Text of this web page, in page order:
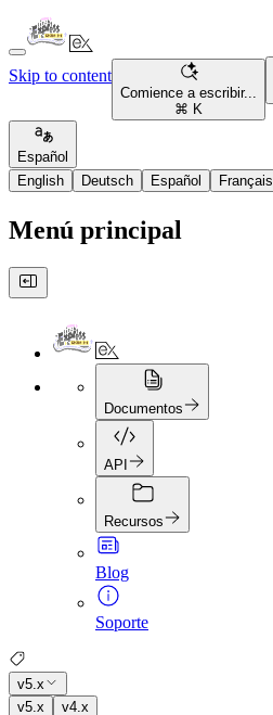
Skip to content
Comience a escribir...
⌘ K
Español
English
Deutsch Español Français
Menú principal
Documentos
API
Recursos
Blog
Soporte
v5.x
v5.x
v4.x